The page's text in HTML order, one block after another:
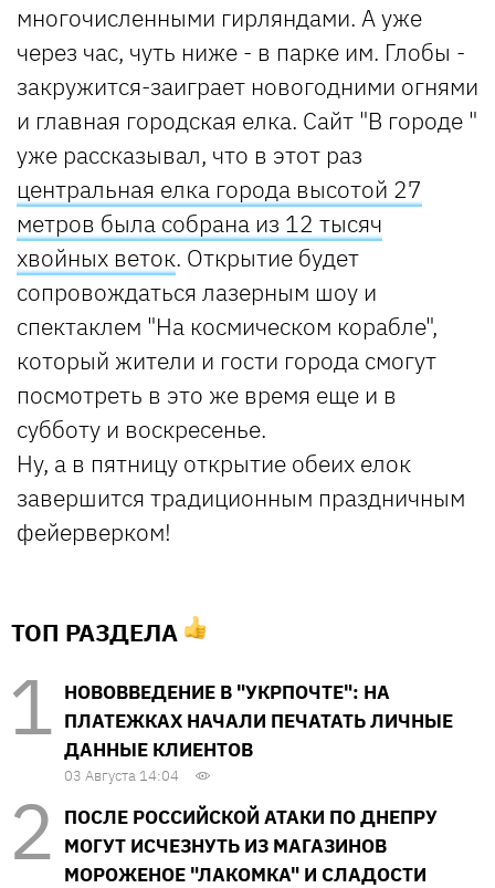
многочисленными гирляндами. А уже
через час, чуть ниже - в парке им. Глобы -
закружится-заиграет новогодними огнями
и главная городская елка. Сайт "В городе "
уже рассказывал, что в этот раз
центральная елка города высотой 27
метров была собрана из 12 тысяч
хвойных веток. Открытие будет
сопровождаться лазерным шоу и
спектаклем "На космическом корабле",
который жители и гости города смогут
посмотреть в это же время еще и в
субботу и воскресенье.
Ну, а в пятницу открытие обеих елок
завершится традиционным праздничным
фейерверком!
ТОП РАЗДЕЛА
НОВОВВЕДЕНИЕ В "УКРПОЧТЕ": НА
ПЛАТЕЖКАХ НАЧАЛИ ПЕЧАТАТЬ ЛИЧНЫЕ
ДАННЫЕ КЛИЕНТОВ
03 Августа 14:04
ПОСЛЕ РОССИЙСКОЙ АТАКИ ПО ДНЕПРУ
МОГУТ ИСЧЕЗНУТЬ ИЗ МАГАЗИНОВ
МОРОЖЕНОЕ "ЛАКОМКА" И СЛАДОСТИ